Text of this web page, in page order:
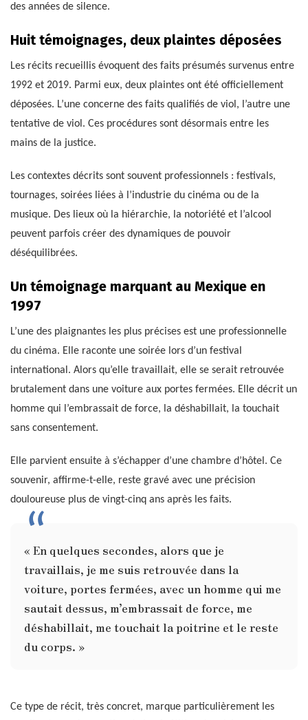
des années de silence.
Huit témoignages, deux plaintes déposées
Les récits recueillis évoquent des faits présumés survenus entre
1992 et 2019. Parmi eux, deux plaintes ont été officiellement
déposées. L’une concerne des faits qualifiés de viol, l’autre une
tentative de viol. Ces procédures sont désormais entre les
mains de la justice.
Les contextes décrits sont souvent professionnels : festivals,
tournages, soirées liées à l’industrie du cinéma ou de la
musique. Des lieux où la hiérarchie, la notoriété et l’alcool
peuvent parfois créer des dynamiques de pouvoir
déséquilibrées.
Un témoignage marquant au Mexique en
1997
L’une des plaignantes les plus précises est une professionnelle
du cinéma. Elle raconte une soirée lors d’un festival
international. Alors qu’elle travaillait, elle se serait retrouvée
brutalement dans une voiture aux portes fermées. Elle décrit un
homme qui l’embrassait de force, la déshabillait, la touchait
sans consentement.
Elle parvient ensuite à s’échapper d’une chambre d’hôtel. Ce
souvenir, affirme-t-elle, reste gravé avec une précision
douloureuse plus de vingt-cinq ans après les faits.
« En quelques secondes, alors que je
travaillais, je me suis retrouvée dans la
voiture, portes fermées, avec un homme qui me
sautait dessus, m’embrassait de force, me
déshabillait, me touchait la poitrine et le reste
du corps. »
Ce type de récit, très concret, marque particulièrement les